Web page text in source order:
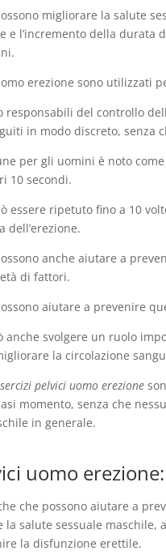
migliorare la salute
e l’incremento della durata
erezione sono utilizzati
responsabili del controllo
in modo discreto, senza
per gli uomini è noto
10 secondi.
essere ripetuto fino a 10
dell’erezione.
anche aiutare a
di fattori.
aiutare a prevenire
anche svolgere un ruolo
la circolazione
pelvici uomo erezione
momento, senza che
in generale.
uomo
che possono aiutare a
salute sessuale
la disfunzione erettile.